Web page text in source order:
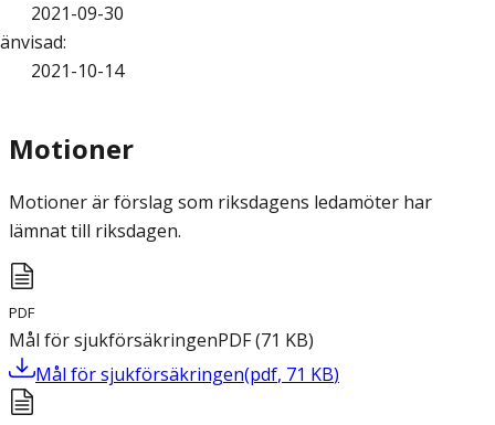
2021-09-30
:
2021-10-14
Motioner
Motioner är förslag som riksdagens ledamöter har
lämnat till riksdagen.
PDF
Mål för sjukförsäkringenPDF(71 KB)
Mål för sjukförsäkringen(pdf, 71 KB)